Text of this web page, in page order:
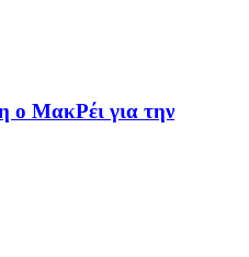
ο ΜακΡέι για την